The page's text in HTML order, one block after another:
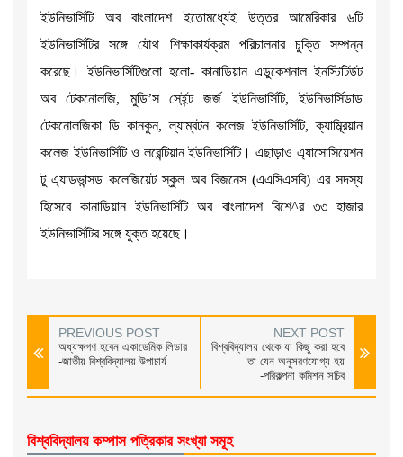
ইউনিভার্সিটি অব বাংলাদেশ ইতোমধ্যেই উত্তর আমেরিকার ৬টি
ইউনিভার্সিটির সঙ্গে যৌথ শিক্ষাকার্যক্রম পরিচালনার চুক্তি সম্পন্ন
করেছে। ইউনিভার্সিটিগুলো হলো- কানাডিয়ান এডুকেশনাল ইনস্টিটিউট
অব টেকনোলজি, মুডি’স সেইন্ট জর্জ ইউনিভার্সিটি, ইউনিভার্সিডাড
টেকনোলজিকা ডি কানকুন, ল্যাম্বটন কলেজ ইউনিভার্সিটি, ক্যাম্ব্রিয়ান
কলেজ ইউনিভার্সিটি ও লরেন্টিয়ান ইউনিভার্সিটি। এছাড়াও এ্যাসোসিয়েশন
টু এ্যাডভান্সড কলেজিয়েট স্কুল অব বিজনেস (এএসিএসবি) এর সদস্য
হিসেবে কানাডিয়ান ইউনিভার্সিটি অব বাংলাদেশ বিশে^র ৩৩ হাজার
ইউনিভার্সিটির সঙ্গে যুক্ত হয়েছে।
PREVIOUS POST
অধ্যক্ষগণ হবেন একাডেমিক লিডার
-জাতীয় বিশ্ববিদ্যালয় উপাচার্য
NEXT POST
বিশ্ববিদ্যালয় থেকে যা কিছু করা হবে
তা যেন অনুসরণযোগ্য হয়
-পরিকল্পনা কমিশন সচিব
বিশ্ববিদ্যালয় কম্পাস পত্রিকার সংখ্যা সমূহ